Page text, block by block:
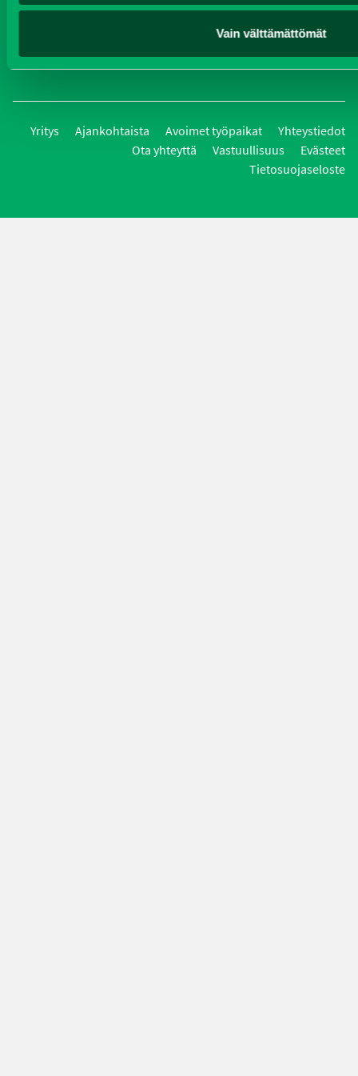
Vain välttämättömät
Oy J-Trading Ab | Kuriiritie 15, 01510 Vantaa | puh 0207 458 600
| fax 0207 458 650 | info(at)j-trading.fi
Yritys Ajankohtaista Avoimet työpaikat
Yhteystiedot
Ota yhteyttä
Vastuullisuus
Evästeet
Tietosuojaseloste